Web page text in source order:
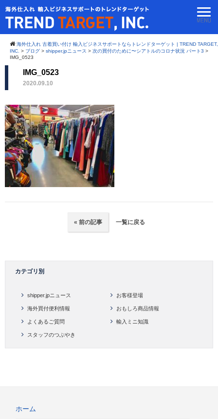
海外仕入れ 古着買い付け 輸入ビジネスサポートならトレンドターゲット | TREND TARGET,
INC. > ブログ > shipper.jpニュース > 次の買付のために〜シアトルのコロナ状況 パート3 >
IMG_0523
IMG_0523
2020.09.10
« 前の記事 一覧に戻る
カテゴリ別
shipper.jpニュース お客様登場
海外買付便利情報 おもしろ商品情報
よくあるご質問 輸入ミニ知識
スタッフのつぶやき
ホーム